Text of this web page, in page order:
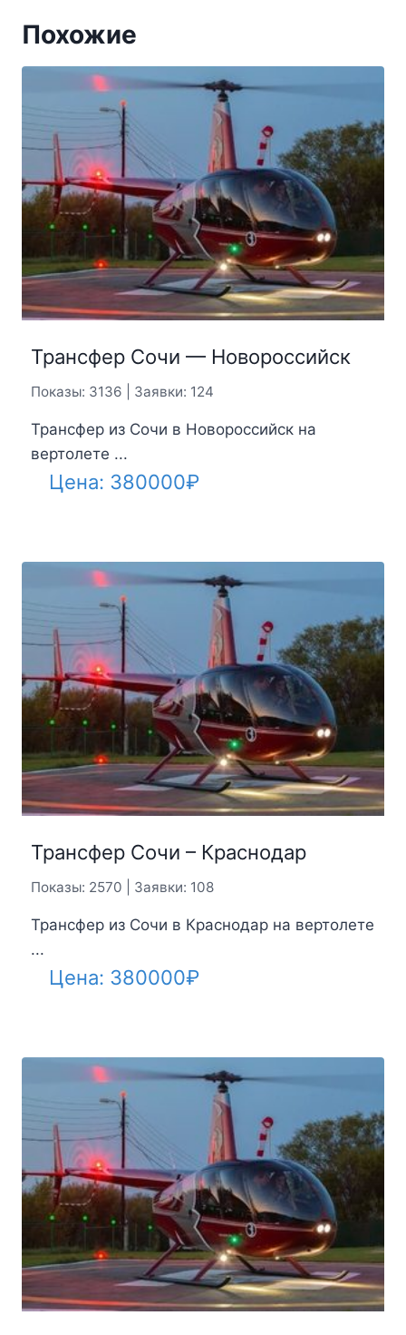
Похожие
Трансфер Сочи — Новороссийск
Показы: 3136 | Заявки: 124
Трансфер из Сочи в Новороссийск на
вертолете ...
Цена: 380000₽
Трансфер Сочи – Краснодар
Показы: 2570 | Заявки: 108
Трансфер из Сочи в Краснодар на вертолете
...
Цена: 380000₽